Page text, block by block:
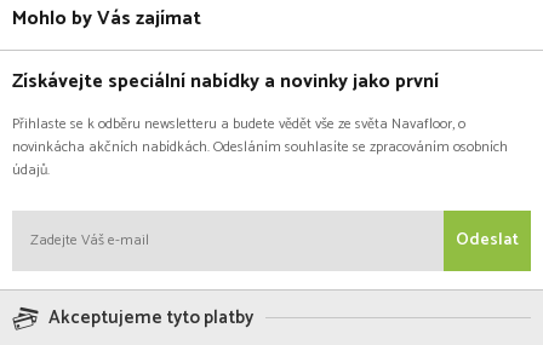
Mohlo by Vás zajímat
Získávejte speciální nabídky a novinky jako první
Přihlaste se k odběru newsletteru a budete vědět vše ze světa Navafloor, o
novinkácha akčních nabídkách. Odesláním souhlasíte se zpracováním osobních
údajů.
Odeslat
Akceptujeme tyto platby